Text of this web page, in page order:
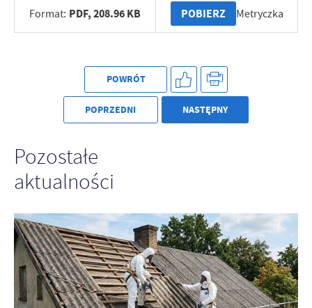
Format: PDF,208.96 KB POBIERZ Metryczka
POWRÓT
POPRZEDNI NASTĘPNY
Pozostałe
aktualności